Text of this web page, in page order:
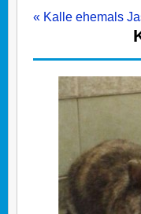
« Kalle ehemals